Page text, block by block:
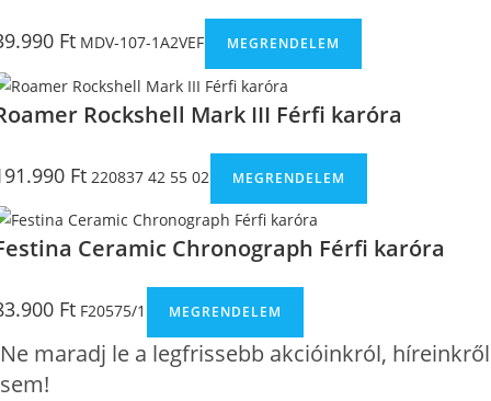
FtMDV-107-1A2VEF MEGRENDELEM
Rockshell Mark III Férfi karóra
Ft220837 42 55 02 MEGRENDELEM
Ceramic Chronograph Férfi karóra
FtF20575/1 MEGRENDELEM
Ne maradj le a legfrissebb akcióinkról, híreinkről
sem!